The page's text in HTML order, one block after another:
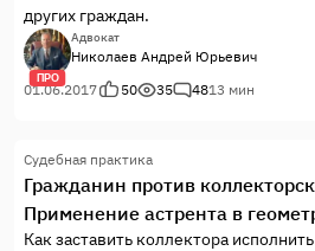
других граждан.
ПРО
Адвокат
Николаев Андрей Юрьевич
01.06.2017
50 35 4813 мин
Судебная практика
Гражданин против
Применение астрента в
Как заставить коллектора